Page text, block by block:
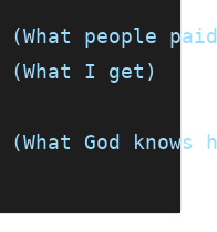
(What people
(What I get)
(What God knows